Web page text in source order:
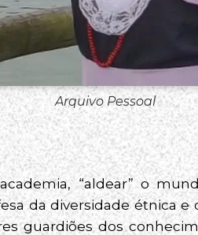
Arquivo Pessoal
“aldear” o
da diversidade étnica
guardiões dos